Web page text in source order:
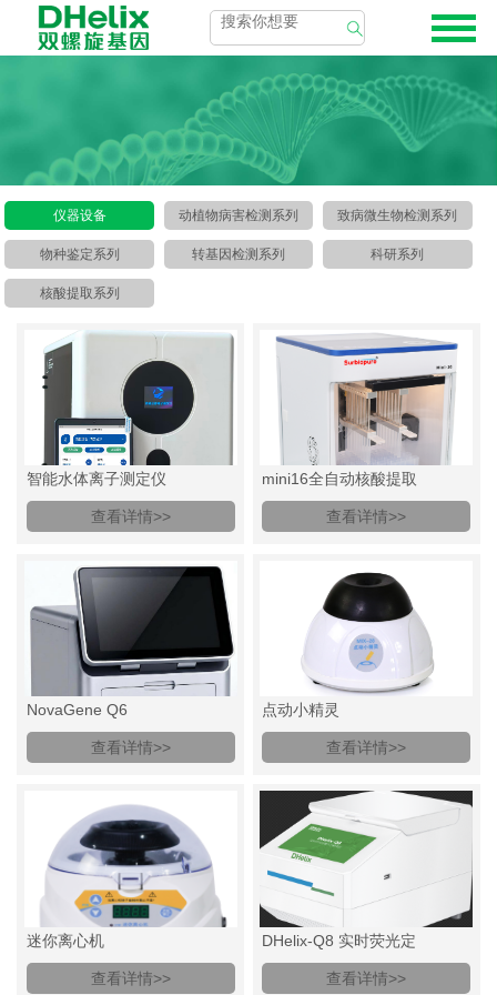
仪器设备 动植物病害检测系列 致病微生物检测系列
物种鉴定系列 转基因检测系列 科研系列
核酸提取系列
智能水体离子测定仪
查看详情>>
mini16全自动核酸提取
查看详情>>
NovaGene Q6
查看详情>>
点动小精灵
查看详情>>
迷你离心机
查看详情>>
DHelix-Q8 实时荧光定
查看详情>>